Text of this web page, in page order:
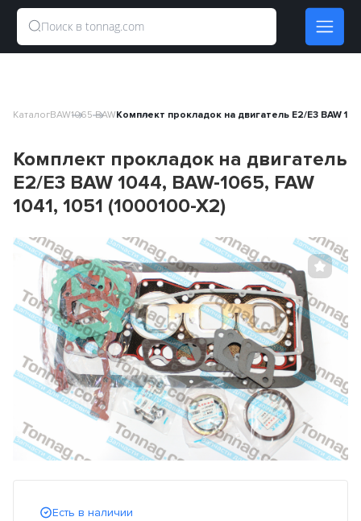
КаталогBAW1065 BAWКомплект прокладок на двигатель Е2/Е3 BAW
Комплект прокладок на двигатель
Е2/Е3 BAW 1044, BAW-1065, FAW
1041, 1051 (1000100-X2)
Есть в наличии